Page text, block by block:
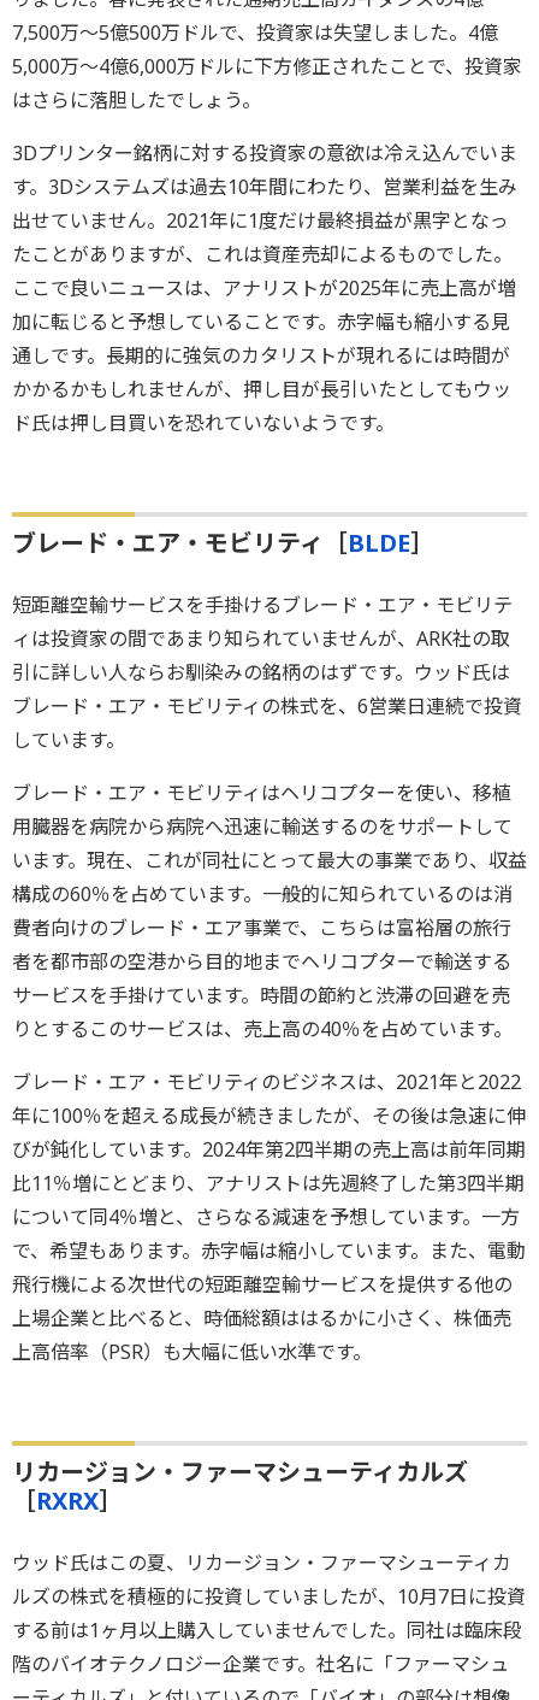
7,500万～5億500万ドルで、投資家は失望しました。4億
5,000万～4億6,000万ドルに下方修正されたことで、投資家
はさらに落胆したでしょう。
3Dプリンター銘柄に対する投資家の意欲は冷え込んでいま
す。3Dシステムズは過去10年間にわたり、営業利益を生み
出せていません。2021年に1度だけ最終損益が黒字となっ
たことがありますが、これは資産売却によるものでした。
ここで良いニュースは、アナリストが2025年に売上高が増
加に転じると予想していることです。赤字幅も縮小する見
通しです。長期的に強気のカタリストが現れるには時間が
かかるかもしれませんが、押し目が長引いたとしてもウッ
ド氏は押し目買いを恐れていないようです。
ブレード・エア・モビリティ［BLDE］
短距離空輸サービスを手掛けるブレード・エア・モビリテ
ィは投資家の間であまり知られていませんが、ARK社の取
引に詳しい人ならお馴染みの銘柄のはずです。ウッド氏は
ブレード・エア・モビリティの株式を、6営業日連続で投資
しています。
ブレード・エア・モビリティはヘリコプターを使い、移植
用臓器を病院から病院へ迅速に輸送するのをサポートして
います。現在、これが同社にとって最大の事業であり、収益
構成の60％を占めています。一般的に知られているのは消
費者向けのブレード・エア事業で、こちらは富裕層の旅行
者を都市部の空港から目的地までヘリコプターで輸送する
サービスを手掛けています。時間の節約と渋滞の回避を売
りとするこのサービスは、売上高の40％を占めています。
ブレード・エア・モビリティのビジネスは、2021年と2022
年に100％を超える成長が続きましたが、その後は急速に伸
びが鈍化しています。2024年第2四半期の売上高は前年同期
比11％増にとどまり、アナリストは先週終了した第3四半期
について同4％増と、さらなる減速を予想しています。一方
で、希望もあります。赤字幅は縮小しています。また、電動
飛行機による次世代の短距離空輸サービスを提供する他の
上場企業と比べると、時価総額ははるかに小さく、株価売
上高倍率（PSR）も大幅に低い水準です。
リカージョン・ファーマシューティカルズ
［RXRX］
ウッド氏はこの夏、リカージョン・ファーマシューティカ
ルズの株式を積極的に投資していましたが、10月7日に投資
する前は1ヶ月以上購入していませんでした。同社は臨床段
階のバイオテクノロジー企業です。社名に「ファーマシュ